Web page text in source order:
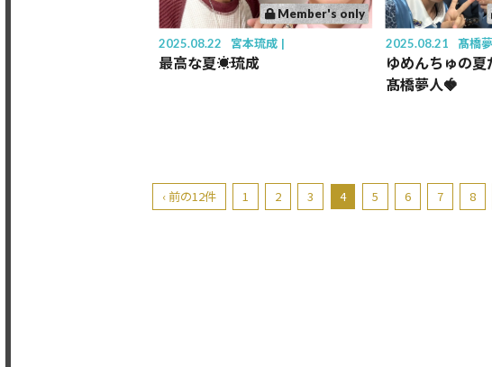
Member's only
2025.08.22 宮本琉成
最高な夏☀️琉成
2025.08.21 髙橋
ゆめんちゅの
髙橋夢人🍓
‹ 前の12件 1 2 3 4 5 6 7 8